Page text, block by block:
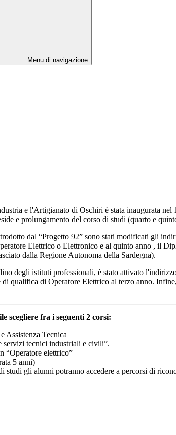
Menu di navigazione
e l'Artigianato di Oschiri è stata inaugurata
e prolungamento del corso di studi (quarto e
dal “Progetto 92” sono stati modificati gli
Elettrico o Elettronico e al quinto anno , il
dalla Regione Autonoma della Sardegna).
degli istituti professionali, è stato attivato
di qualifica di Operatore Elettrico al terzo anno.
scegliere fra i seguenti 2 corsi:
Assistenza Tecnica
servizi tecnici industriali e civili”.
“Operatore elettrico”
5 anni)
studi gli alunni potranno accedere a percorsi di